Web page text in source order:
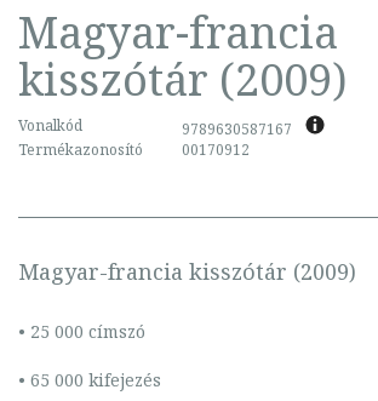
Magyar-francia
kisszótár (2009)
Vonalkód
9789630587167
Termékazonosító
00170912
Magyar-francia kisszótár (2009)
• 25 000 címszó
• 65 000 kifejezés